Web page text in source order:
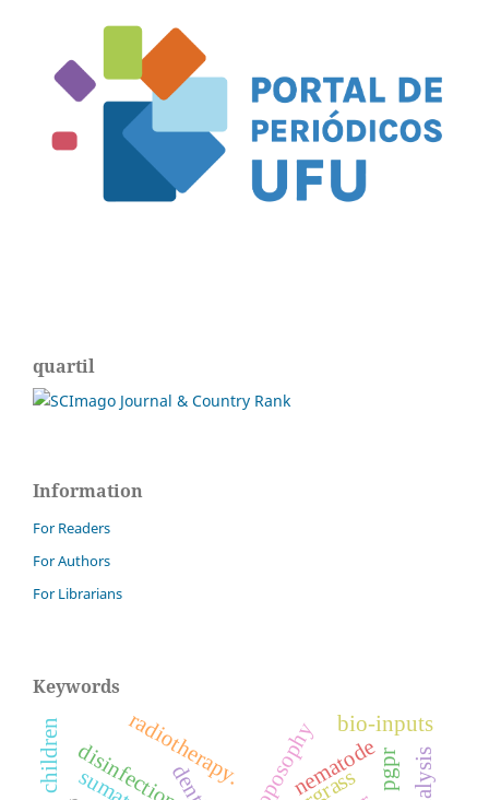
quartil
Information
For Readers
For Authors
For Librarians
Keywords
radiotherapy. nematode
disinfection
children bio-inputs
pgpr